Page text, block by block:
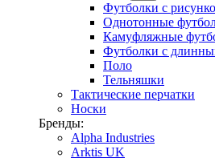
Футболки с
Однотонные
Камуфляжные
Футболки с
Поло
Тельняшки
Тактические перчатки
Носки
Бренды:
Alpha Industries
Arktis UK